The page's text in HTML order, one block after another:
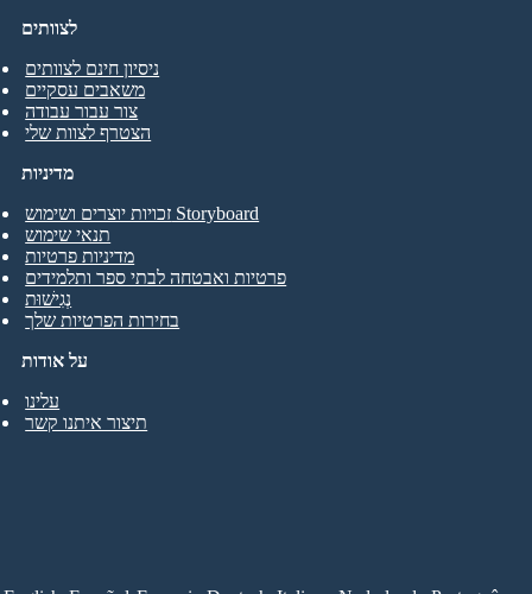
לצוותים
ניסיון חינם לצוותים
משאבים עסקיים
צור עבור עבודה
הצטרף לצוות שלי
על אודות
עלינו
תיצור איתנו קשר
מדיניות
זכויות יוצרים ושימוש Storyboard
תנאי שימוש
מדיניות פרטיות
פרטיות ואבטחה לבתי ספר ותלמידים
נְגִישׁוּת
בחירות הפרטיות שלך